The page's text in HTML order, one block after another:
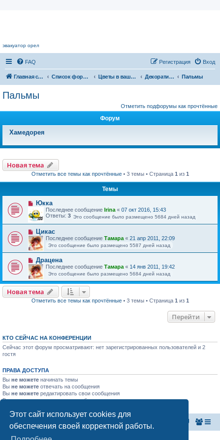
Этот сайт использует cookies для
обеспечения своей корректной работы.
эвакуатор орел
FAQ Вход
Регистрация
Главная страница Список форумов Цветы в вашем доме Декоративнолиственные растения Пальмы
Пальмы
Отметить подфорумы как прочтённые
Форум
Хамедорея
Новая тема
Отметить все темы как прочтённые• 3 темы • Страница 1 из 1
Темы
Юкка
Последнее сообщение Irina « 07 окт 2016, 15:43
Ответы: 3 Это сообщение было размещено 5684 дней назад
Цикас
Последнее сообщение Тамара « 21 апр 2011, 22:09
Это сообщение было размещено 5587 дней назад
Драцена
Последнее сообщение Тамара « 14 янв 2011, 19:42
Это сообщение было размещено 5684 дней назад
Новая тема
Отметить все темы как прочтённые• 3 темы • Страница 1 из 1
Перейти
КТО СЕЙЧАС НА КОНФЕРЕНЦИИ
Сейчас этот форум просматривают: нет зарегистрированных пользователей и 2
гостя
ПРАВА ДОСТУПА
Вы не можете начинать темы
Вы не можете отвечать на сообщения
Вы не можете редактировать свои сообщения
Выне можетеудалять свои сообщения
Главная страница Список форумов